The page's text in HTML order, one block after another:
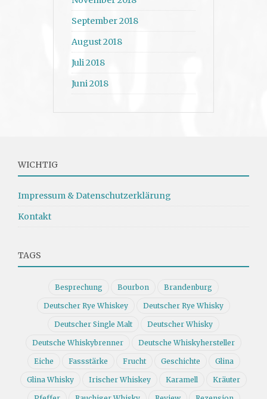
September 2018
August 2018
Juli 2018
Juni 2018
WICHTIG
Impressum & Datenschutzerklärung
Kontakt
TAGS
Besprechung Bourbon Brandenburg
Deutscher Rye Whiskey Deutscher Rye Whisky
Deutscher Single Malt Deutscher Whisky
Deutsche Whiskybrenner Deutsche Whiskyhersteller
Eiche Fassstärke Frucht Geschichte Glina
Glina Whisky Irischer Whiskey Karamell Kräuter